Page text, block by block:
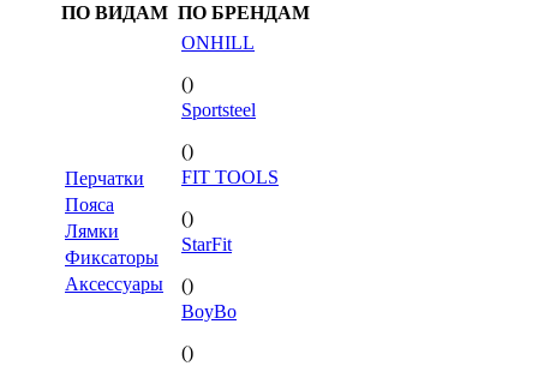
ПО ВИДАМ ПО БРЕНДАМ
Перчатки
Пояса
Лямки
Фиксаторы
Аксессуары
ONHILL
()
Sportsteel
()
FIT TOOLS
()
StarFit
()
BoyBo
()